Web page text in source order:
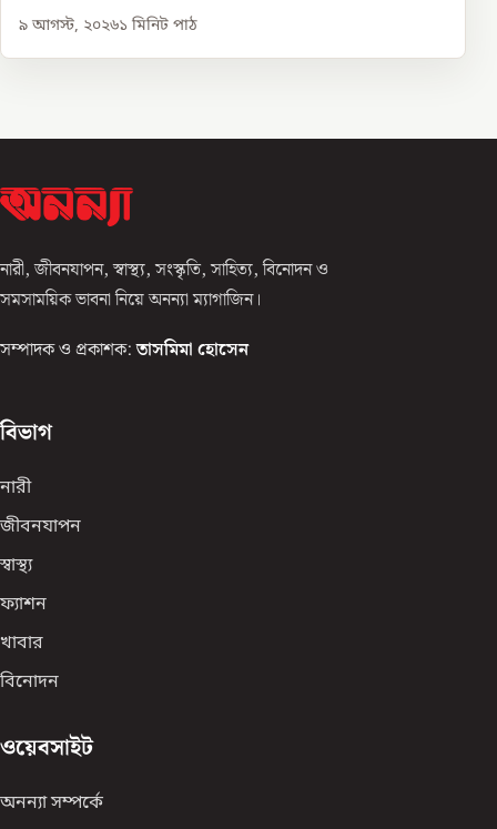
৯ আগস্ট, ২০২৬১ মিনিট পাঠ
নারী, জীবনযাপন, স্বাস্থ্য, সংস্কৃতি, সাহিত্য, বিনোদন ও
সমসাময়িক ভাবনা নিয়ে অনন্যা ম্যাগাজিন।
সম্পাদক ও প্রকাশক: তাসমিমা হোসেন
বিভাগ
নারী
জীবনযাপন
স্বাস্থ্য
ফ্যাশন
খাবার
বিনোদন
ওয়েবসাইট
অনন্যা সম্পর্কে